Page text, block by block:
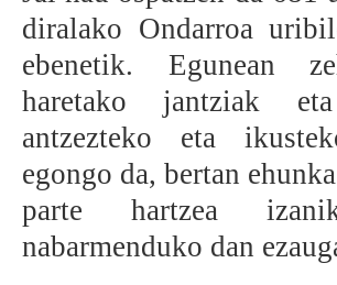
BEREZIAK
ARGAZKIAK
... AUKERA GEHIAGO
diralako Ondarroa
ebenetik. Egunean
haretako jantziak
antzezteko eta
egongo da, bertan
parte hartzea
nabarmenduko dan